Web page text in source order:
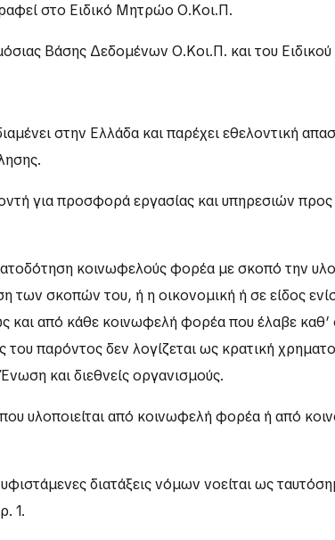
στο Ειδικό Μητρώο Ο.Κοι.Π.
Βάσης Δεδομένων Ο.Κοι.Π. και του
στην Ελλάδα και παρέχει εθελοντική
για προσφορά εργασίας και υπηρεσιών
κοινωφελούς φορέα με σκοπό την
των σκοπών του, ή η οικονομική ή σε είδος
από κάθε κοινωφελή φορέα που έλαβε
παρόντος δεν λογίζεται ως κρατική
και διεθνείς οργανισμούς.
υλοποιείται από κοινωφελή φορέα ή από
διατάξεις νόμων νοείται ως
1.